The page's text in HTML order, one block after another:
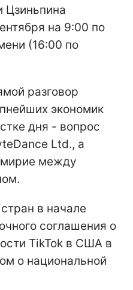
Цзиньпина
на 9:00 по
(16:00 по
разговор
экономик
дня - вопрос
Ltd., а
между
в начале
соглашения о
TikTok в США в
о национальной